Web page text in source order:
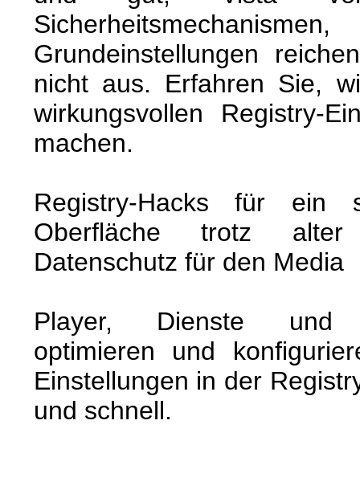
Grundeinstellungen
nicht aus. Erfahren Sie,
wirkungsvollen Registry-
machen.
Registry-Hacks für ein
Oberfläche trotz
Datenschutz für den Media
Player, Dienste und
optimieren und
Einstellungen in der
und schnell.